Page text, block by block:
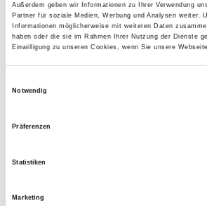
Außerdem geben wir Informationen zu Ihrer Verwendung
Partner für soziale Medien, Werbung und Analysen weiter.
Informationen möglicherweise mit weiteren Daten
haben oder die sie im Rahmen Ihrer Nutzung der Dienste
Einwilligung zu unseren Cookies, wenn Sie unsere
Notwendig
Präferenzen
Statistiken
Marketing
Zuchtstätte: von der
Scheune
Am Tiefen Graben 10
65529 Waldems
Mosbachwiesen